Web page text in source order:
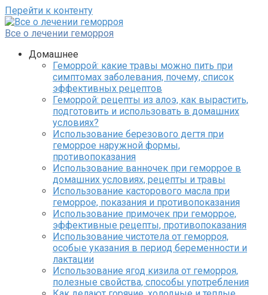
Перейти к контенту
Все о лечении геморроя
Домашнее
Геморрой: какие травы можно пить при
симптомах заболевания, почему, список
эффективных рецептов
Геморрой: рецепты из алоэ, как вырастить,
подготовить и использовать в домашних
условиях?
Использование березового дегтя при
геморрое наружной формы,
противопоказания
Использование ванночек при геморрое в
домашних условиях, рецепты и травы
Использование касторового масла при
геморрое, показания и противопоказания
Использование примочек при геморрое,
эффективные рецепты, противопоказания
Использование чистотела от геморроя,
особые указания в период беременности и
лактации
Использование ягод кизила от геморроя,
полезные свойства, способы употребления